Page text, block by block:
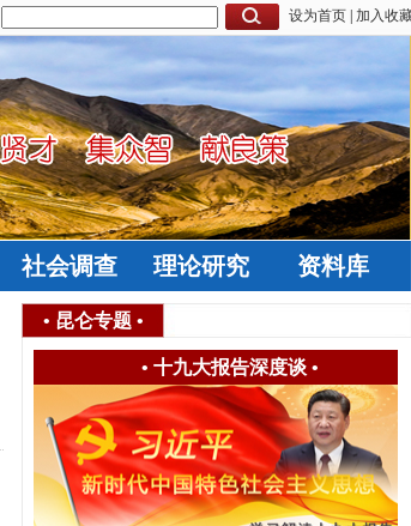
设为首页 加入收
社会调查 理论研究 资料库
• 昆仑专题 •
• 十九大报告深度谈•